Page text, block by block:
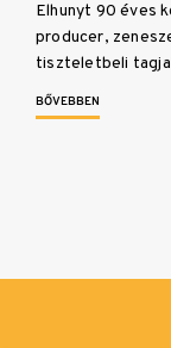
Elhunyt 90 éves
producer,
tiszteletbeli
BŐVEBBEN